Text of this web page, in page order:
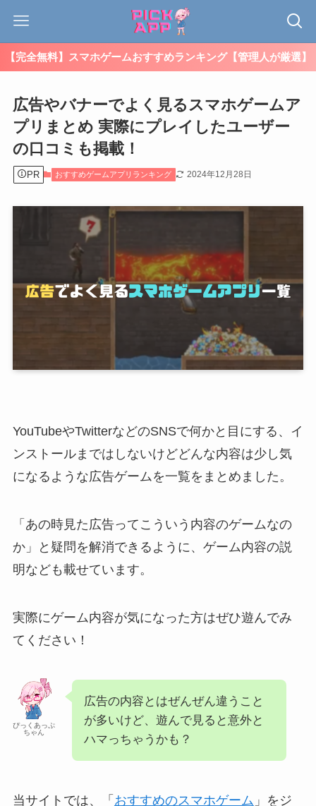
【完全無料】スマホゲームおすすめランキング【管理人が厳選】
広告やバナーでよく見るスマホゲームア
プリまとめ 実際にプレイしたユーザー
の口コミも掲載！
PR おすすめゲームアプリランキング 2024年12月28日
YouTubeやTwitterなどのSNSで何かと目にする、イ
ンストールまではしないけどどんな内容は少し気
になるような広告ゲームを一覧をまとめました。
「あの時見た広告ってこういう内容のゲームなの
か」と疑問を解消できるように、ゲーム内容の説
明なども載せています。
実際にゲーム内容が気になった方はぜひ遊んでみ
てください！
ぴっくあっぷ
ちゃん
広告の内容とはぜんぜん違うこと
が多いけど、遊んで見ると意外と
ハマっちゃうかも？
当サイトでは、「 おすすめのスマホゲーム 」をジ